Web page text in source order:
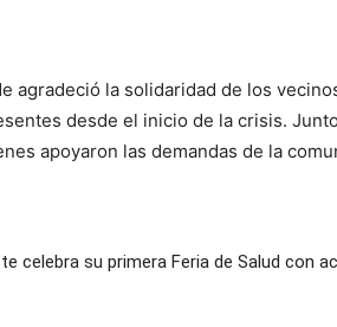
agradeció la solidaridad de los
desde el inicio de la crisis.
apoyaron las demandas de la
celebra su primera Feria de Salud con